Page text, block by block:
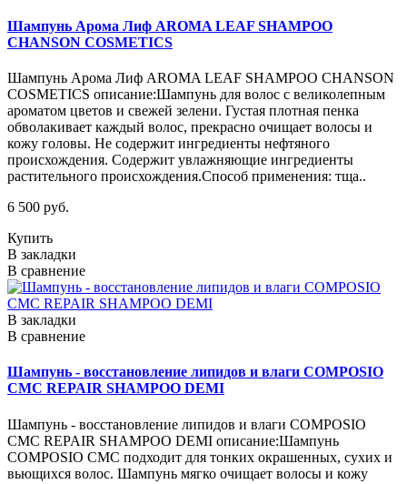
Шампунь Арома Лиф AROMA LEAF SHAMPOO
CHANSON COSMETICS
Шампунь Арома Лиф AROMA LEAF SHAMPOO CHANSON
COSMETICS описание:Шампунь для волос с великолепным
ароматом цветов и свежей зелени. Густая плотная пенка
обволакивает каждый волос, прекрасно очищает волосы и
кожу головы. Не содержит ингредиенты нефтяного
происхождения. Содержит увлажняющие ингредиенты
растительного происхождения.Способ применения: тща..
6 500 руб.
Купить
В закладки
В сравнение
В закладки
В сравнение
Шампунь - восстановление липидов и влаги COMPOSIO
CMC REPAIR SHAMPOO DEMI
Шампунь - восстановление липидов и влаги COMPOSIO
CMC REPAIR SHAMPOO DEMI описание:Шампунь
COMPOSIO CMC подходит для тонких окрашенных, сухих и
вьющихся волос. Шампунь мягко очищает волосы и кожу